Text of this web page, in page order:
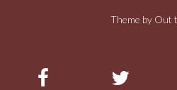
Theme by Out